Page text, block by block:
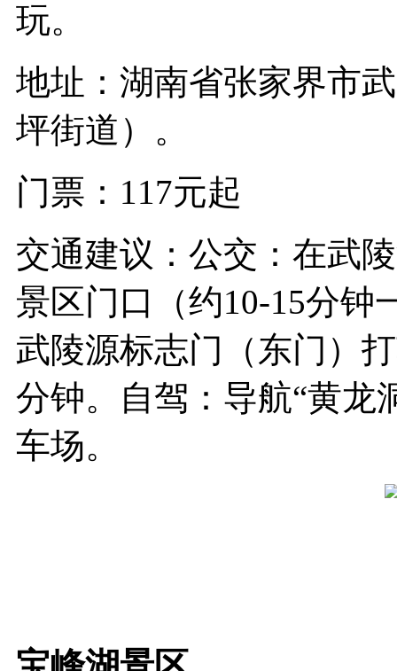
玩。
地址：湖南省张家界市
坪街道）。
门票：117元起
交通建议：公交：在武
景区门口（约10-15分钟
武陵源标志门（东门）
分钟。自驾：导航“黄龙
车场。